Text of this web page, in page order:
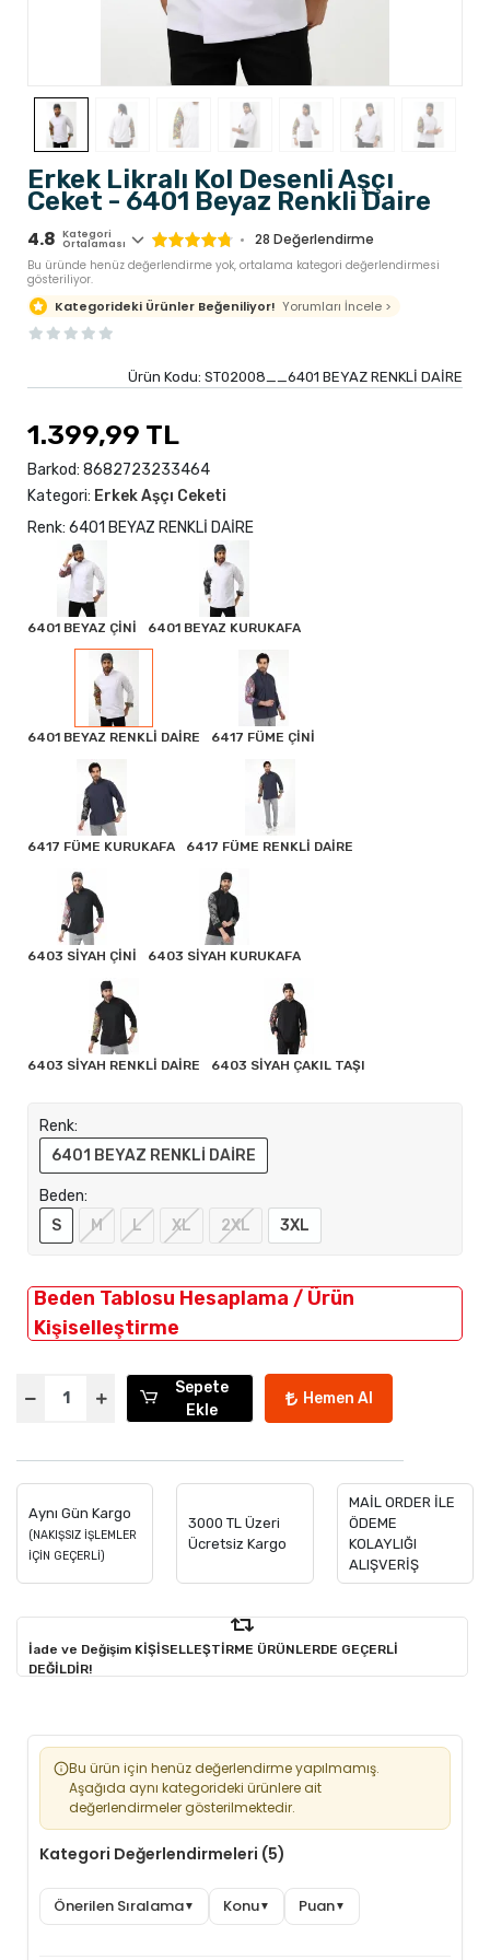
Erkek Likralı Kol Desenli Aşçı
Ceket - 6401 Beyaz Renkli Daire
4.8 Kategori
Ortalaması 28 Değerlendirme
Bu üründe henüz değerlendirme yok, ortalama kategori değerlendirmesi
gösteriliyor.
Kategorideki Ürünler Beğeniliyor! Yorumları İncele >
Ürün Kodu: ST02008__6401 BEYAZ RENKLİ DAİRE
1.399,99 TL
Barkod: 8682723233464
Kategori: Erkek Aşçı Ceketi
Renk: 6401 BEYAZ RENKLİ DAİRE
6401 BEYAZ ÇİNİ 6401 BEYAZ KURUKAFA
6401 BEYAZ RENKLİ DAİRE 6417 FÜME ÇİNİ
6417 FÜME KURUKAFA 6417 FÜME RENKLİ DAİRE
6403 SİYAH ÇİNİ 6403 SİYAH KURUKAFA
6403 SİYAH RENKLİ DAİRE 6403 SİYAH ÇAKIL TAŞI
Renk:
6401 BEYAZ RENKLİ DAİRE
Beden:
S
M L XL 2XL 3XL
Beden Tablosu Hesaplama / Ürün
Kişiselleştirme
Sepete
Ekle
Hemen Al
Aynı Gün Kargo
(NAKIŞSIZ İŞLEMLER
İÇİN GEÇERLİ)
3000 TL Üzeri
Ücretsiz Kargo
MAİL ORDER İLE
ÖDEME
KOLAYLIĞI
ALIŞVERİŞ
İade ve Değişim KİŞİSELLEŞTİRME ÜRÜNLERDE GEÇERLİ
DEĞİLDİR!
Bu ürün için henüz değerlendirme yapılmamış.
Aşağıda aynı kategorideki ürünlere ait
değerlendirmeler gösterilmektedir.
Kategori Değerlendirmeleri (5)
Önerilen Sıralama▼ Konu▼ Puan▼